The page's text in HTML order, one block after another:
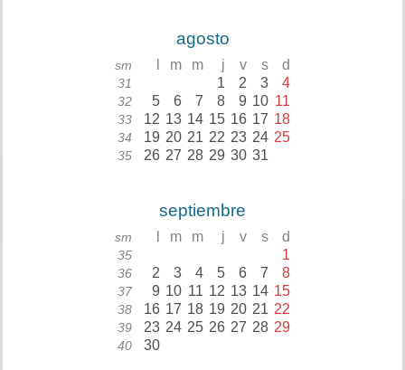
agosto
sm m m j v s d
31 1 2 3 4
32 5 6 7 8 9 10 11
33 12 13 14 15 16 17 18
34 19 20 21 22 23 24 25
35 26 27 28 29 30 31
septiembre
sm m m j v s d
35 1
36 2 3 4 5 6 7 8
37 9 10 11 12 13 14 15
38 16 17 18 19 20 21 22
39 23 24 25 26 27 28 29
40 30